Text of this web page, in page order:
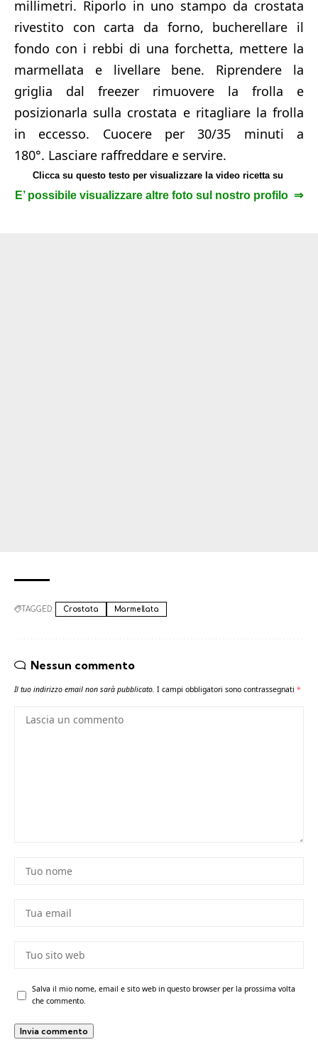
millimetri. Riporlo in uno stampo da crostata
rivestito con carta da forno, bucherellare il
fondo con i rebbi di una forchetta, mettere la
marmellata e livellare bene. Riprendere la
griglia dal freezer rimuovere la frolla e
posizionarla sulla crostata e ritagliare la frolla
in eccesso. Cuocere per 30/35 minuti a
180°. Lasciare raffreddare e servire.
Clicca su questo testo per visualizzare la video ricetta su
E’ possibile visualizzare altre foto sul nostro profilo ⇒
TAGGED: Crostata Marmellata
Nessun commento
Il tuo indirizzo email non sarà pubblicato. I campi obbligatori sono contrassegnati *
Salva il mio nome, email e sito web in questo browser per la prossima volta
che commento.